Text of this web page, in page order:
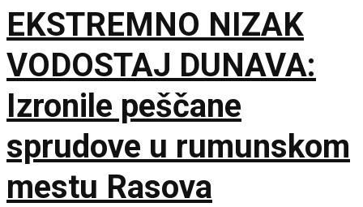
EKSTREMNO NIZAK
VODOSTAJ DUNAVA:
Izronile peščane
sprudove u rumunskom
mestu Rasova